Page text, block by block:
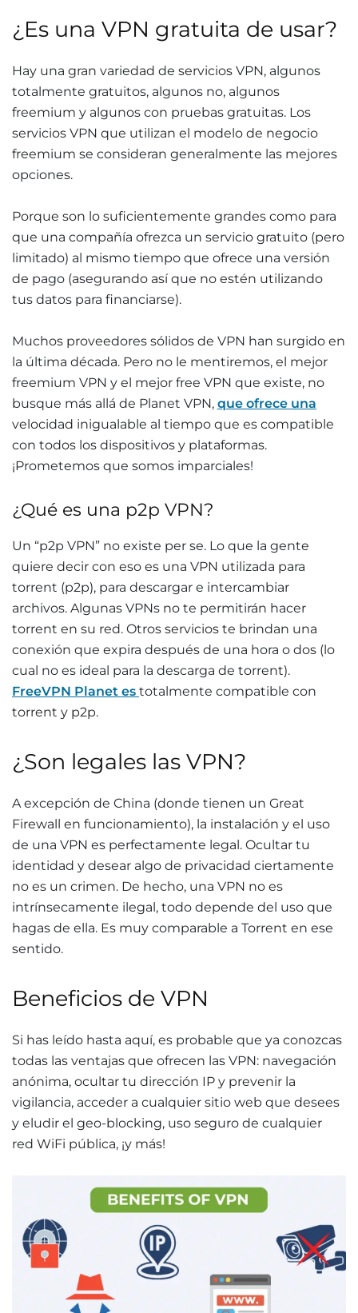
¿Es una VPN gratuita de usar?
Hay una gran variedad de servicios VPN, algunos
totalmente gratuitos, algunos no, algunos
freemium y algunos con pruebas gratuitas. Los
servicios VPN que utilizan el modelo de negocio
freemium se consideran generalmente las mejores
opciones.
Porque son lo suficientemente grandes como para
que una compañía ofrezca un servicio gratuito (pero
limitado) al mismo tiempo que ofrece una versión
de pago (asegurando así que no estén utilizando
tus datos para financiarse).
Muchos proveedores sólidos de VPN han surgido en
la última década. Pero no le mentiremos, el mejor
freemium VPN y el mejor free VPN que existe, no
busque más allá de Planet VPN, que ofrece una
velocidad inigualable al tiempo que es compatible
con todos los dispositivos y plataformas.
¡Prometemos que somos imparciales!
¿Qué es una p2p VPN?
Un “p2p VPN” no existe per se. Lo que la gente
quiere decir con eso es una VPN utilizada para
torrent (p2p), para descargar e intercambiar
archivos. Algunas VPNs no te permitirán hacer
torrent en su red. Otros servicios te brindan una
conexión que expira después de una hora o dos (lo
cual no es ideal para la descarga de torrent).
FreeVPN Planet es totalmente compatible con
torrent y p2p.
¿Son legales las VPN?
A excepción de China (donde tienen un Great
Firewall en funcionamiento), la instalación y el uso
de una VPN es perfectamente legal. Ocultar tu
identidad y desear algo de privacidad ciertamente
no es un crimen. De hecho, una VPN no es
intrínsecamente ilegal, todo depende del uso que
hagas de ella. Es muy comparable a Torrent en ese
sentido.
Beneficios de VPN
Si has leído hasta aquí, es probable que ya conozcas
todas las ventajas que ofrecen las VPN: navegación
anónima, ocultar tu dirección IP y prevenir la
vigilancia, acceder a cualquier sitio web que desees
y eludir el geo-blocking, uso seguro de cualquier
red WiFi pública, ¡y más!